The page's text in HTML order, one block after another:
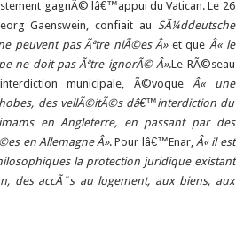
gagnÃ© lâ€™appui du Vatican. Le 26
Gaenswein, confiait au SÃ¼ddeutsche
peuvent pas Ãªtre niÃ©es Â»et que Â« le
ne doit pas Ãªtre ignorÃ© Â».Le RÃ©seau
municipale, Ã©voqueÂ« une
des vellÃ©itÃ©s dâ€™interdiction du
en Angleterre, en passant par des
en Allemagne Â». Pour lâ€™Enar, Â« il est
la protection juridique existant
des accÃ¨s au logement, aux biens, aux